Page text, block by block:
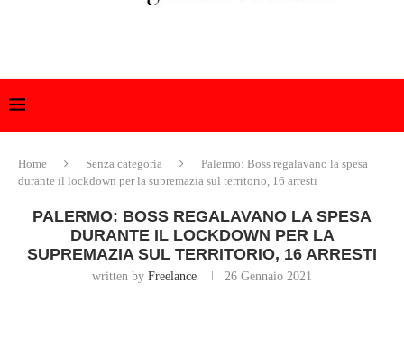
Home Senza categoria
Palermo: Boss regalavano la spesa
durante il lockdown per la supremazia sul territorio, 16 arresti
PALERMO: BOSS REGALAVANO LA SPESA
DURANTE IL LOCKDOWN PER LA
SUPREMAZIA SUL TERRITORIO, 16 ARRESTI
written by Freelance 26 Gennaio 2021